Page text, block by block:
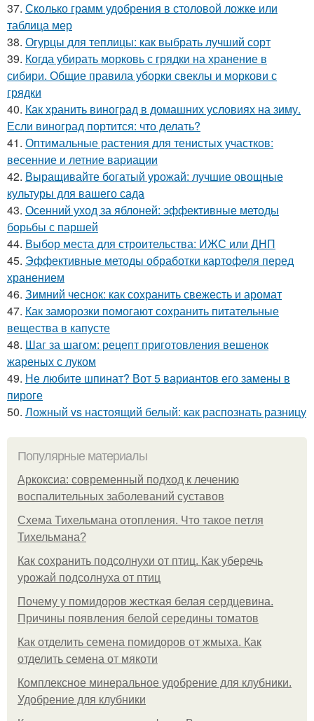
37. Сколько грамм удобрения в столовой ложке или
таблица мер
38. Огурцы для теплицы: как выбрать лучший сорт
39. Когда убирать морковь с грядки на хранение в
сибири. Общие правила уборки свеклы и моркови с
грядки
40. Как хранить виноград в домашних условиях на зиму.
Если виноград портится: что делать?
41. Оптимальные растения для тенистых участков:
весенние и летние вариации
42. Выращивайте богатый урожай: лучшие овощные
культуры для вашего сада
43. Осенний уход за яблоней: эффективные методы
борьбы с паршей
44. Выбор места для строительства: ИЖС или ДНП
45. Эффективные методы обработки картофеля перед
хранением
46. Зимний чеснок: как сохранить свежесть и аромат
47. Как заморозки помогают сохранить питательные
вещества в капусте
48. Шаг за шагом: рецепт приготовления вешенок
жареных с луком
49. Не любите шпинат? Вот 5 вариантов его замены в
пироге
50. Ложный vs настоящий белый: как распознать разницу
Популярные материалы
Аркоксиа: современный подход к лечению
воспалительных заболеваний суставов
Схема Тихельмана отопления. Что такое петля
Тихельмана?
Как сохранить подсолнухи от птиц. Как уберечь
урожай подсолнуха от птиц
Почему у помидоров жесткая белая сердцевина.
Причины появления белой середины томатов
Как отделить семена помидоров от жмыха. Как
отделить семена от мякоти
Комплексное минеральное удобрение для клубники.
Удобрение для клубники